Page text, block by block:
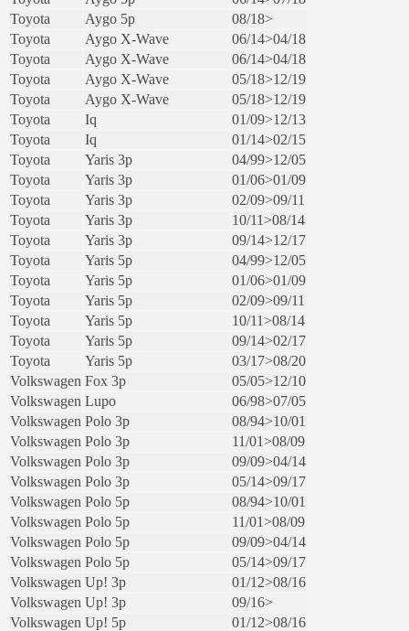
Toyota
Aygo 5p
08/18>
Toyota
Aygo X-Wave
06/14>04/18
Toyota
Aygo X-Wave
06/14>04/18
Toyota
Aygo X-Wave
05/18>12/19
Toyota
Aygo X-Wave
05/18>12/19
Toyota
Iq
01/09>12/13
Toyota
Iq
01/14>02/15
Toyota
Yaris 3p
04/99>12/05
Toyota
Yaris 3p
01/06>01/09
Toyota
Yaris 3p
02/09>09/11
Toyota
Yaris 3p
10/11>08/14
Toyota
Yaris 3p
09/14>12/17
Toyota
Yaris 5p
04/99>12/05
Toyota
Yaris 5p
01/06>01/09
Toyota
Yaris 5p
02/09>09/11
Toyota
Yaris 5p
10/11>08/14
Toyota
Yaris 5p
09/14>02/17
Toyota
Yaris 5p
03/17>08/20
Volkswagen Fox 3p
05/05>12/10
Volkswagen Lupo
06/98>07/05
Volkswagen Polo 3p
08/94>10/01
Volkswagen Polo 3p
11/01>08/09
Volkswagen Polo 3p
09/09>04/14
Volkswagen Polo 3p
05/14>09/17
Volkswagen Polo 5p
08/94>10/01
Volkswagen Polo 5p
11/01>08/09
Volkswagen Polo 5p
09/09>04/14
Volkswagen Polo 5p
05/14>09/17
Volkswagen Up! 3p
01/12>08/16
Volkswagen Up! 3p
09/16>
Volkswagen Up! 5p
01/12>08/16